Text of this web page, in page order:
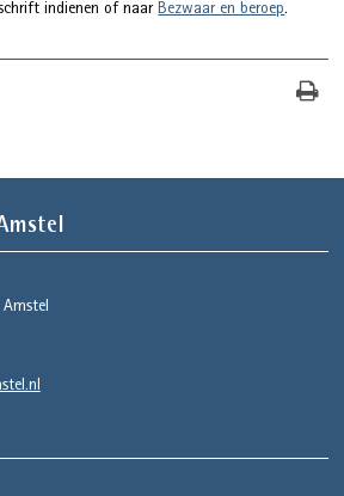
indienen of naarBezwaar en beroep.
Amstel